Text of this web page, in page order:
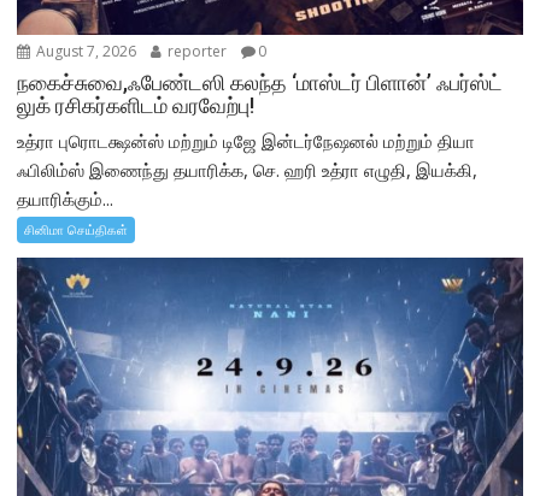
August 7, 2026 reporter 0
நகைச்சுவை,ஃபேண்டஸி கலந்த ‘மாஸ்டர் பிளான்’ ஃபர்ஸ்ட்
லுக் ரசிகர்களிடம் வரவேற்பு!
உத்ரா புரொடக்ஷன்ஸ் மற்றும் டிஜே இன்டர்நேஷனல் மற்றும் தியா
ஃபிலிம்ஸ் இணைந்து தயாரிக்க, செ. ஹரி உத்ரா எழுதி, இயக்கி,
தயாரிக்கும்...
சினிமா செய்திகள்